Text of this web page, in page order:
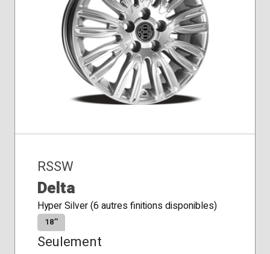
Siège
conique
Hiver
RSSW
Delta
Hyper Silver (6 autres finitions disponibles)
18″
Seulement